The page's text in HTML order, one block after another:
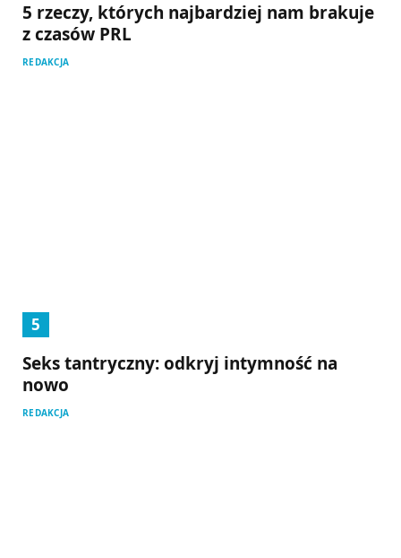
5 rzeczy, których najbardziej nam brakuje
z czasów PRL
REDAKCJA
Seks tantryczny: odkryj intymność na
nowo
REDAKCJA